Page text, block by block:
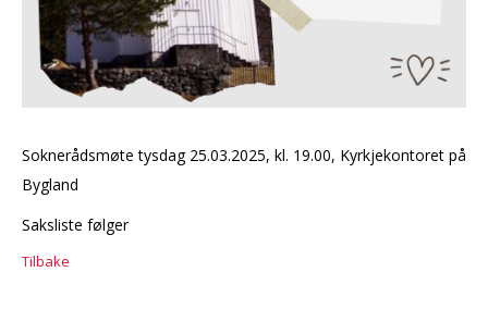
Soknerådsmøte tysdag 25.03.2025, kl. 19.00, Kyrkjekontoret på
Bygland
Saksliste følger
Tilbake